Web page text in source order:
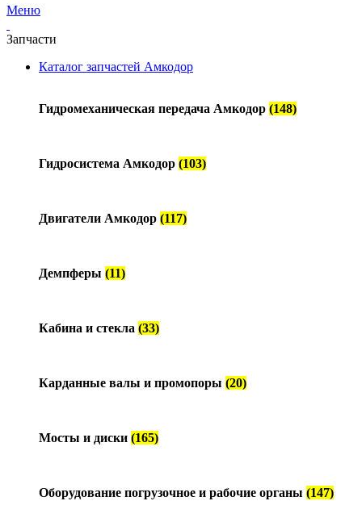
Меню
Запчасти
Каталог запчастей Амкодор
Гидромеханическая передача Амкодор (148)
Гидросистема Амкодор (103)
Двигатели Амкодор (117)
Демпферы (11)
Кабина и стекла (33)
Карданные валы и промопоры (20)
Мосты и диски (165)
Оборудование погрузочное и рабочие органы (147)